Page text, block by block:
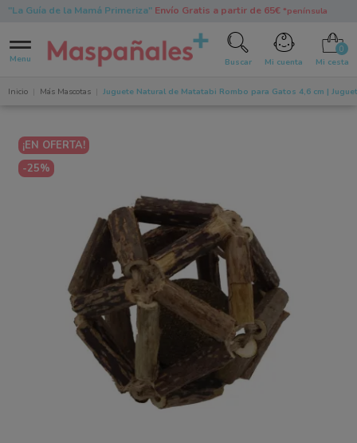
"La Guía de la Mamá Primeriza"Envío Gratis a partir de 65€ *península
Menu Buscar Mi cuenta Mi cesta
Inicio Más Mascotas Juguete Natural de Matatabi Rombo para Gatos 4,6 cm |
¡EN OFERTA!
-25%